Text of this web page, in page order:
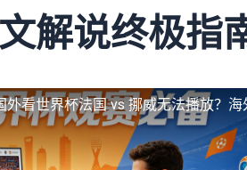
解说终极指
外看世界杯法国 vs 挪威无法播放？海